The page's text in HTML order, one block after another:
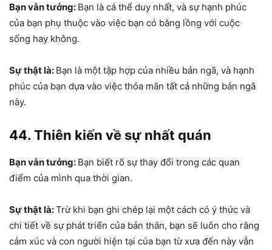
Bạn vẫn tưởng: Bạn là cá thể duy nhất, và sự hạnh phúc
của bạn phụ thuộc vào việc bạn có bằng lồng với cuộc
sống hay không.
Sự thật là: Bạn là một tập hợp của nhiều bản ngã, và hạnh
phúc của bạn dựa vào việc thỏa mãn tất cả những bản ngã
này.
44. Thiên kiến về sự nhất quán
Bạn vẫn tưởng: Bạn biết rõ sự thay đổi trong các quan
điểm của mình qua thời gian.
Sự thật là:Trừ khi bạn ghi chép lại một cách có ý thức và
chi tiết về sự phát triển của bản thân, bạn sẽ luôn cho rằng
cảm xúc và con người hiện tại của bạn từ xưa đến này vẫn